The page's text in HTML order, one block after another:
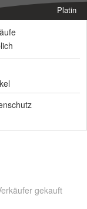
Platin
gekauft